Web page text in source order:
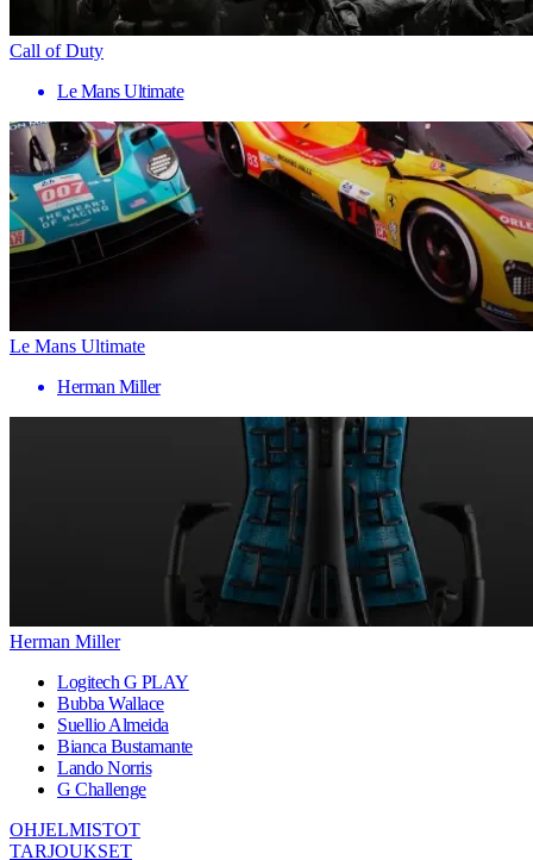
Call of Duty
Le Mans Ultimate
Le Mans Ultimate
Herman Miller
Herman Miller
Logitech G PLAY
Bubba Wallace
Suellio Almeida
Bianca Bustamante
Lando Norris
G Challenge
OHJELMISTOT
TARJOUKSET